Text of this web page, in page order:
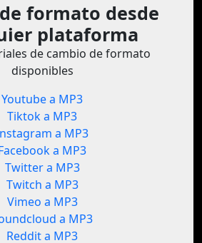
formato desde
plataforma
de cambio de formato
disponibles
Youtube a MP3
Tiktok a MP3
a MP3
a MP3
Twitter a MP3
Twitch a MP3
Vimeo a MP3
a MP3
Reddit a MP3